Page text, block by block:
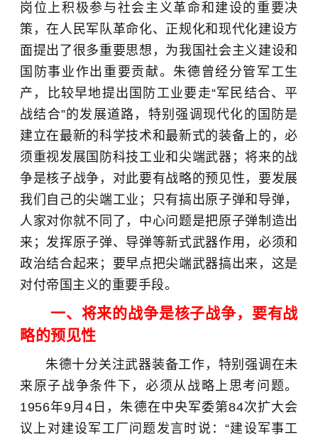
岗位上积极参与社会主义革命和建设的重要决
策，在人民军队革命化、正规化和现代化建设方
面提出了很多重要思想，为我国社会主义建设和
国防事业作出重要贡献。朱德曾经分管军工生
产，比较早地提出国防工业要走“军民结合、平
战结合”的发展道路，特别强调现代化的国防是
建立在最新的科学技术和最新式的装备上的，必
须重视发展国防科技工业和尖端武器；将来的战
争是核子战争，对此要有战略的预见性，要发展
我们自己的尖端工业；只有搞出原子弹和导弹，
人家对你就不同了，中心问题是把原子弹制造出
来；发挥原子弹、导弹等新式武器作用，必须和
政治结合起来；要早点把尖端武器搞出来，这是
对付帝国主义的重要手段。
一、将来的战争是核子战争，要有战
略的预见性
朱德十分关注武器装备工作，特别强调在未
来原子战争条件下，必须从战略上思考问题。
1956年9月4日，朱德在中央军委第84次扩大会
议上对建设军工厂问题发言时说：“建设军事工